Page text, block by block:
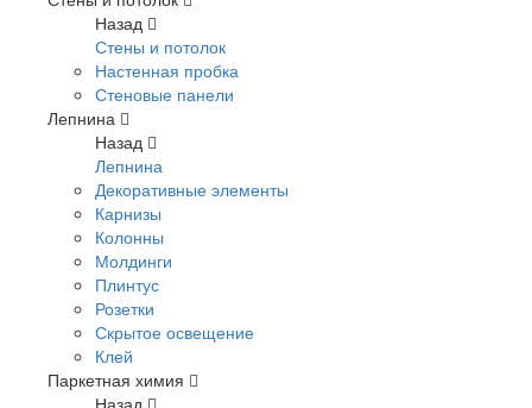
Назад
Стены и потолок
Настенная пробка
Стеновые панели
Лепнина
Назад
Лепнина
Декоративные элементы
Карнизы
Колонны
Молдинги
Плинтус
Розетки
Скрытое освещение
Клей
Паркетная химия